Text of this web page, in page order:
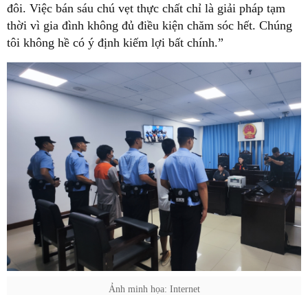
đôi. Việc bán sáu chú vẹt thực chất chỉ là giải pháp tạm
thời vì gia đình không đủ điều kiện chăm sóc hết. Chúng
tôi không hề có ý định kiếm lợi bất chính.”
Ảnh minh họa: Internet